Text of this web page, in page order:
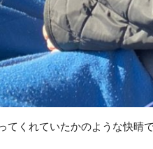
てくれていたかのような快晴